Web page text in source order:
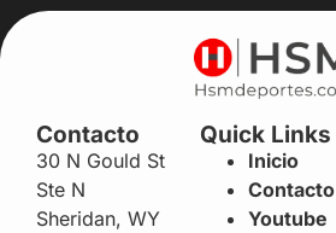
Contacto
30 N Gould St
Ste N
Sheridan, WY
Quick Links
Inicio
Contacto
Youtube